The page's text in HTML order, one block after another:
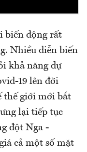
biến động rất
Nhiều diễn biến
khả năng dự
19 lên đời
thế giới mới bắt
lại tiếp tục
đột Nga -
cả một số mặt